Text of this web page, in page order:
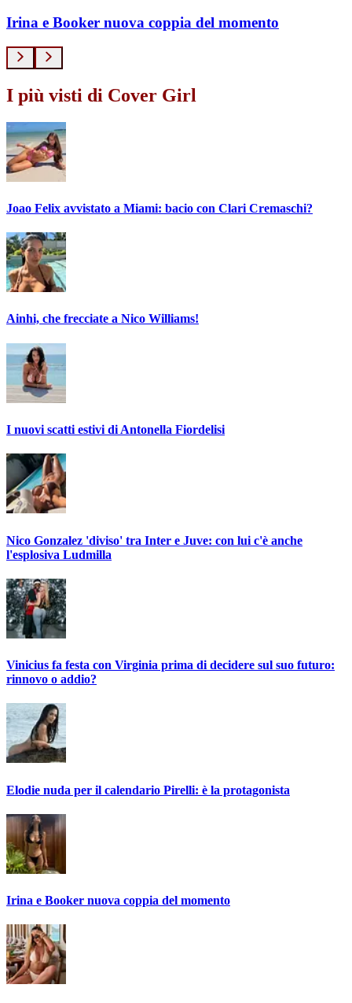
Irina e Booker nuova coppia del momento
I più visti di Cover Girl
Joao Felix avvistato a Miami: bacio con Clari Cremaschi?
Ainhi, che frecciate a Nico Williams!
I nuovi scatti estivi di Antonella Fiordelisi
Nico Gonzalez 'diviso' tra Inter e Juve: con lui c'è anche
l'esplosiva Ludmilla
Vinicius fa festa con Virginia prima di decidere sul suo futuro:
rinnovo o addio?
Elodie nuda per il calendario Pirelli: è la protagonista
Irina e Booker nuova coppia del momento